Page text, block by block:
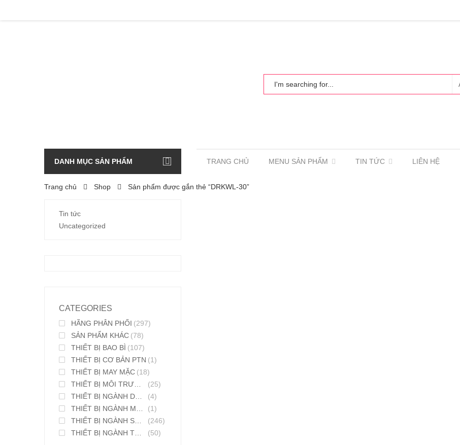
DANH MỤC SẢN PHẨM TRANG CHỦ MENU SẢN PHẨM TIN TỨC LIÊN HỆ
Trang chủ Shop Sản phẩm được gắn thẻ “DRKWL-30”
Tin tức
Uncategorized
CATEGORIES
HÃNG PHÂN PHỐI (297)
SẢN PHẨM KHÁC (78)
THIẾT BỊ BAO BÌ (107)
THIẾT BỊ CƠ BẢN PTN (1)
THIẾT BỊ MAY MẶC (18)
THIẾT BỊ MÔI TRƯỜNG
(25)
THIẾT BỊ NGÀNH DƯỢC PHẨM
(4)
THIẾT BỊ NGÀNH MỸ PHẨM
(1)
THIẾT BỊ NGÀNH SƠN MỰC IN
(246)
THIẾT BỊ NGÀNH THỰC PHẨM
(50)